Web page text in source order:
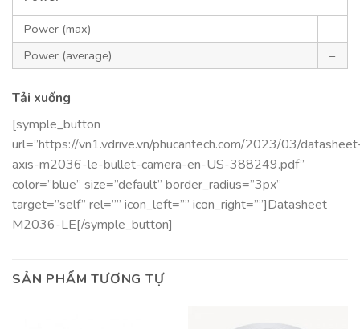
Power (max)
–
Power (average)
–
Tải xuống
[symple_button
url=”https://vn1.vdrive.vn/phucantech.com/2023/03/
axis-m2036-le-bullet-camera-en-US-388249.pdf”
color=”blue” size=”default” border_radius=”3px”
target=”self” rel=”” icon_left=”” icon_right=””]Datasheet
M2036-LE[/symple_button]
SẢN PHẨM TƯƠNG TỰ